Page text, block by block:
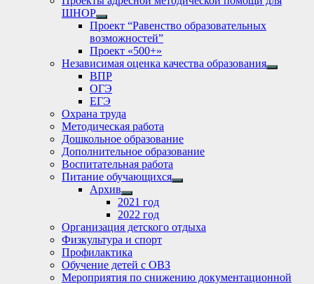
ШНОР
Show
sub
menu
Проект “Равенство образовательных
возможностей”
Проект «500+»
Независимая оценка качества образования
Show
ВПР
ОГЭ
ЕГЭ
Охрана труда
Методическая работа
Дошкольное образование
Дополнительное образование
Воспитательная работа
Питание обучающихся
Show
Архив
Show
sub
menu
2021 год
2022 год
Организация детского отдыха
Физкультура и спорт
Профилактика
Обучение детей с ОВЗ
Мероприятия по снижению документационной